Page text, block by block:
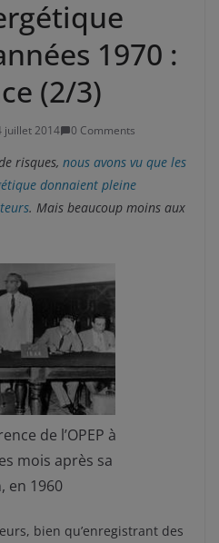
1970 :
(2/3)
juillet 2014 0 Comments
risques, nous avons vu que les
donnaient pleine
. Mais beaucoup moins aux
de l’OPEP à
mois après sa
en 1960
bien qu’enregistrant des